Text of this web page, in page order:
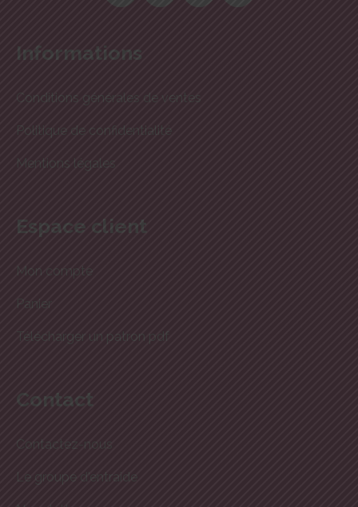
Informations
Conditions générales de ventes
Politique de confidentialité
Mentions légales
Espace client
Mon compte
Panier
Télécharger un patron pdf
Contact
Contactez-nous
Le groupe d'entraide